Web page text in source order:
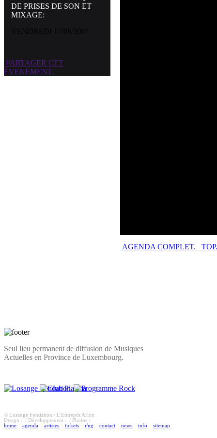
DE PRISES DE SON ET
MIXAGE:
VENDREDI 17/08/2007
PARTAGER CET
ÉVENEMENT.
AGENDA COMPLET.
Seul lieu permanent de diffusion de Musiques
Actuelles en Province de Luxembourg.
© Losange Fondation / L'Entrepôt Arlon
Design :
/ Développement :
/ Photos :
home
agenda artistes tickets r'ng contact news info sitemap